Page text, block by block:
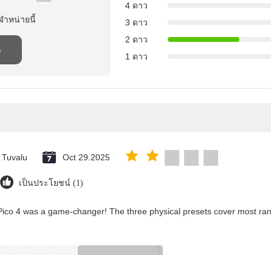
าหน่ายนี้
4 ดาว
3 ดาว
2 ดาว
1 ดาว
Tuvalu Oct 29.2025
เป็นประโยชน์ (1)
4 was a game-changer! The three physical presets cover most